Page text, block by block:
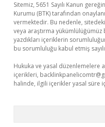
Sitemiz, 5651 Sayılı Kanun
Kurumu (BTK) tarafından
vermektedir. Bu nedenle,
veya araştırma
yazdıkları içeriklerin
bu sorumluluğu kabul etmiş
Hukuka ve yasal düzenlemelere
içerikleri,
halinde, ilgili içerikler yasal süre